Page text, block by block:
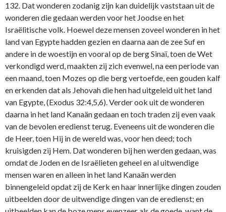
132. Dat wonderen zodanig zijn kan duidelijk vaststaan uit de
wonderen die gedaan werden voor het Joodse en het
Israëlitische volk. Hoewel deze mensen zoveel wonderen in het
land van Egypte hadden gezien en daarna aan de zee Suf en
andere in de woestijn en vooral op de berg Sinaï, toen de Wet
verkondigd werd, maakten zij zich evenwel, na een periode van
een maand, toen Mozes op die berg vertoefde, een gouden kalf
en erkenden dat als Jehovah die hen had uitgeleid uit het land
van Egypte, (Exodus 32:4,5,6). Verder ook uit de wonderen
daarna in het land Kanaän gedaan en toch traden zij even vaak
van de bevolen eredienst terug. Eveneens uit de wonderen die
de Heer, toen Hij in de wereld was, voor hen deed; toch
kruisigden zij Hem. Dat wonderen bij hen werden gedaan, was
omdat de Joden en de Israëlieten geheel en al uitwendige
mensen waren en alleen in het land Kanaän werden
binnengeleid opdat zij de Kerk en haar innerlijke dingen zouden
uitbeelden door de uitwendige dingen van de eredienst; en